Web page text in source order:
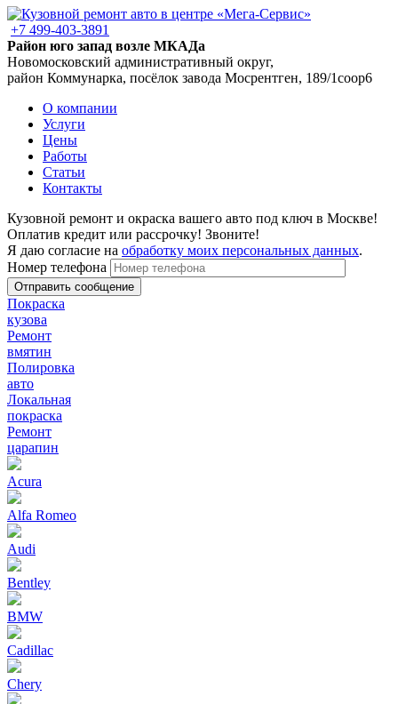
+7 499-403-3891
Район юго запад возле МКАДа
Новомосковский административный округ,
район Коммунарка, посёлок завода Мосрентген, 189/1соор6
О компании
Услуги
Цены
Работы
Статьи
Контакты
Кузовной ремонт и окраска вашего авто под ключ в Москве!
Оплатив кредит или рассрочку! Звоните!
Я даю согласие на обработку моих персональных данных.
Номер телефона
Покраска
кузова
Ремонт
вмятин
Полировка
авто
Локальная
покраска
Ремонт
царапин
Acura
Alfa Romeo
Audi
Bentley
BMW
Cadillac
Chery